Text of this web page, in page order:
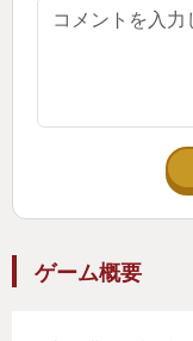
ゲーム概要